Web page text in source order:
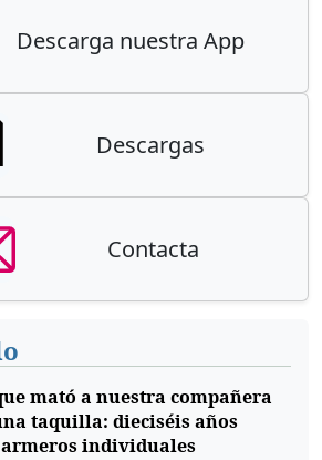
Descarga nuestra App
Descargas
Contacta
mató a nuestra compañera
taquilla: dieciséis años
individuales